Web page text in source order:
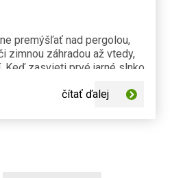
premýšľať nad pergolou,
zimnou záhradou až vtedy,
Keď zasvieti prvé jarné slnko
čítať ďalej